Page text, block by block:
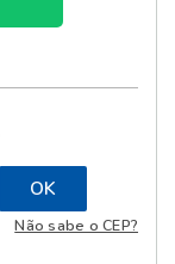
Não sabe o CEP?